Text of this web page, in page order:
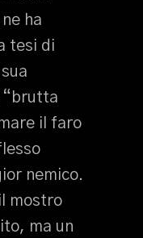
ha
tesi di
“brutta
il faro
nemico.
mostro
ma un